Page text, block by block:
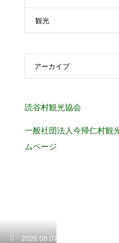
観光
アーカイブ
読谷村観光協会
一般社団法人今帰仁村観
ムページ
2026.08.07